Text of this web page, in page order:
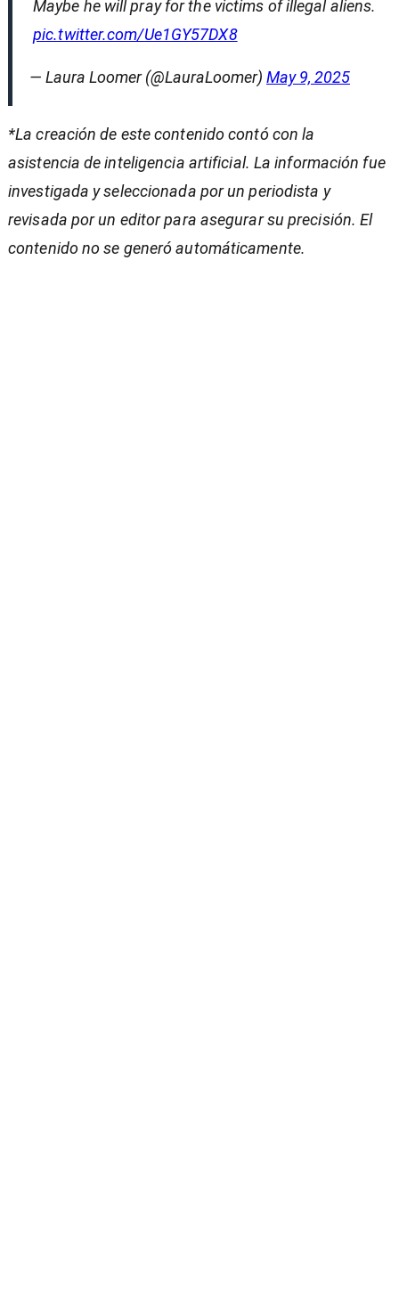
Maybe he will pray for the victims of illegal aliens.
pic.twitter.com/Ue1GY57DX8
— Laura Loomer (@LauraLoomer) May 9, 2025
*La creación de este contenido contó con la
asistencia de inteligencia artificial. La información fue
investigada y seleccionada por un periodista y
revisada por un editor para asegurar su precisión. El
contenido no se generó automáticamente.